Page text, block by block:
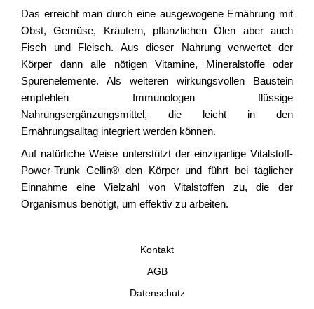
Das erreicht man durch eine ausgewogene Ernährung mit
Obst, Gemüse, Kräutern, pflanzlichen Ölen aber auch
Fisch und Fleisch. Aus dieser Nahrung verwertet der
Körper dann alle nötigen Vitamine, Mineralstoffe oder
Spurenelemente. Als weiteren wirkungsvollen Baustein
empfehlen Immunologen flüssige
Nahrungsergänzungsmittel, die leicht in den
Ernährungsalltag integriert werden können.
Auf natürliche Weise unterstützt der einzigartige Vitalstoff-
Power-Trunk Cellin® den Körper und führt bei täglicher
Einnahme eine Vielzahl von Vitalstoffen zu, die der
Organismus benötigt, um effektiv zu arbeiten.
Kontakt
AGB
Datenschutz